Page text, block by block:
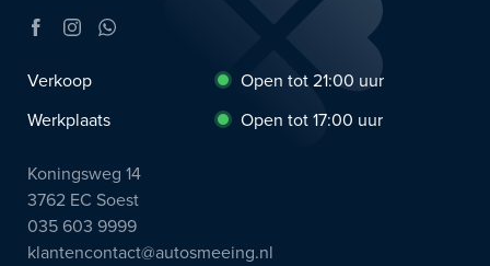
Verkoop
Open tot 21:00 uur
Werkplaats
Open tot 17:00 uur
Koningsweg 14
3762 EC Soest
035 603 9999
klantencontact@autosmeeing.nl